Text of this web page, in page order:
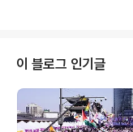
린 시절부터 군인이 되는 것
는 2017년부터 육군 하사관
차조종 A등급, 공군 참모총
서의 기량을 발휘하면서 역
는 젠더 디스포리아를 겪으
이 블로그 인기글